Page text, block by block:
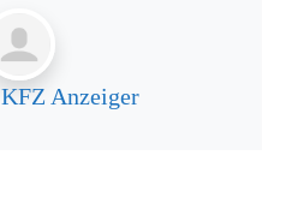
KFZ Anzeiger